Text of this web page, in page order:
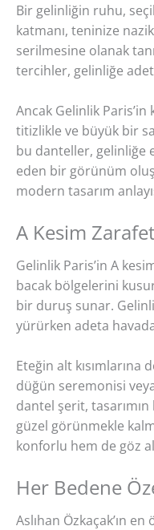
Bir gelinliğin ruhu,
katmanı, teninize
serilmesine olanak
tercihler, gelinliğe
Ancak Gelinlik
titizlikle ve büyük bir
bu danteller, gelinliğe
eden bir görünüm
modern tasarım
A Kesim
Gelinlik Paris’in A
bacak bölgelerini
bir duruş sunar.
yürürken adeta
Eteğin alt
düğün seremonisi
dantel şerit,
güzel görünmekle
konforlu hem de göz
Her Bedene
Aslıhan Özkaçak’ın